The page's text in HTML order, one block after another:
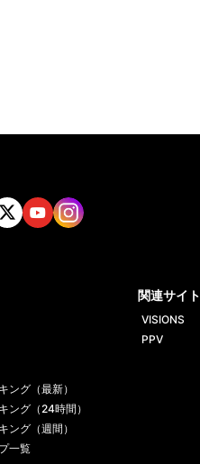
ング（最新）
ング（24時間）
ング（週間）
一覧
関連サイト
VISIONS
PPV